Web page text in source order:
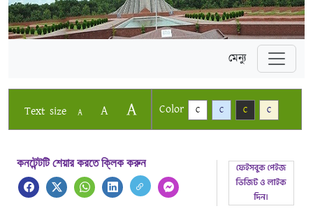
মেন্যু
Text size A A A Color C C C C
কনটেন্টটি শেয়ার করতে ক্লিক করুন